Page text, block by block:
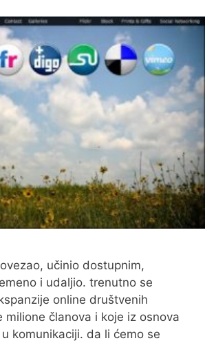
učinio dostupnim,
i udaljio. trenutno se
online društvenih
milione članova i koje iz osnova
komunikaciji. da li ćemo se